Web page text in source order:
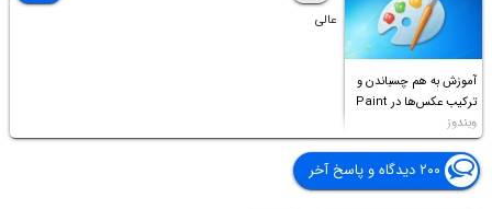
آموزش به هم چسباندن و
ترکیب عکس‌ها در Paint
ویندوز
عالی
۲۰۰ دیدگاه و پاسخ آخر